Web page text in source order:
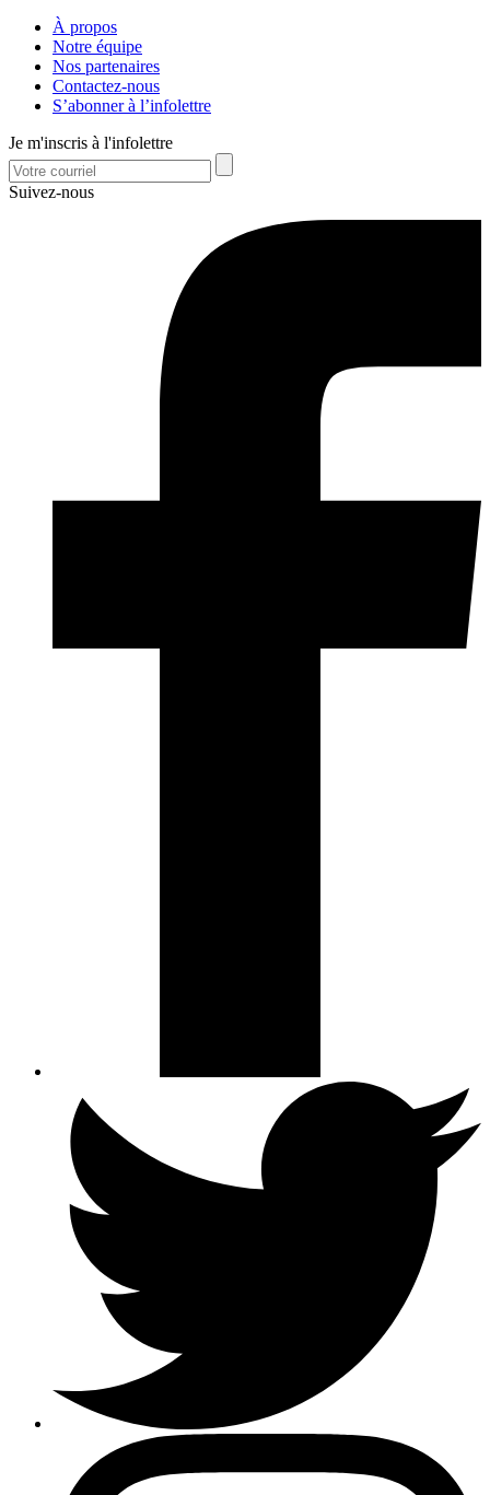
À propos
Notre équipe
Nos partenaires
Contactez-nous
S’abonner à l’infolettre
Je m'inscris à l'infolettre
Suivez-nous